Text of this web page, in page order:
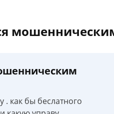
. как бы беслатного